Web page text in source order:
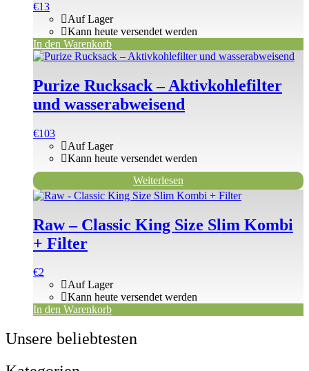
€13
Auf Lager
Kann heute versendet werden
In den Warenkorb
Purize Rucksack – Aktivkohlefilter
und wasserabweisend
€103
Auf Lager
Kann heute versendet werden
Weiterlesen
Raw – Classic King Size Slim Kombi
+ Filter
€2
Auf Lager
Kann heute versendet werden
In den Warenkorb
Unsere beliebtesten